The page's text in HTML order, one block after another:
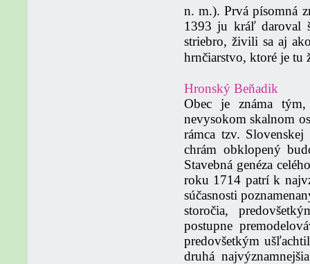
n. m.). Prvá písomná
1393 ju kráľ daroval
striebro, živili sa aj
hrnčiarstvo, ktoré je tu
Hronský Beňadik
Obec je známa
nevysokom skalnom
rámca tzv.
chrám obklopený
Stavebná genéza
roku 1714 patrí k
súčasnosti
storočia,
postupne
predovšetkým
druhá